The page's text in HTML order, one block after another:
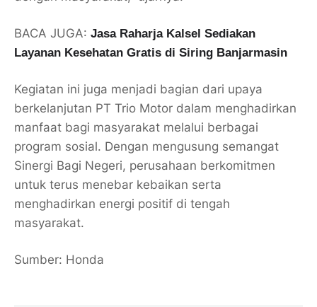
BACA JUGA: Jasa Raharja Kalsel Sediakan
Layanan Kesehatan Gratis di Siring Banjarmasin
Kegiatan ini juga menjadi bagian dari upaya
berkelanjutan PT Trio Motor dalam menghadirkan
manfaat bagi masyarakat melalui berbagai
program sosial. Dengan mengusung semangat
Sinergi Bagi Negeri, perusahaan berkomitmen
untuk terus menebar kebaikan serta
menghadirkan energi positif di tengah
masyarakat.
Sumber: Honda